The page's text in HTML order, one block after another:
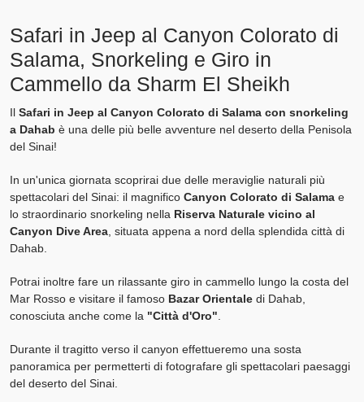
Safari in Jeep al Canyon Colorato di
Salama, Snorkeling e Giro in
Cammello da Sharm El Sheikh
Il Safari in Jeep al Canyon Colorato di Salama con snorkeling
a Dahab è una delle più belle avventure nel deserto della Penisola
del Sinai!
In un'unica giornata scoprirai due delle meraviglie naturali più
spettacolari del Sinai: il magnifico Canyon Colorato di Salama e
lo straordinario snorkeling nella Riserva Naturale vicino al
Canyon Dive Area , situata appena a nord della splendida città di
Dahab.
Potrai inoltre fare un rilassante giro in cammello lungo la costa del
Mar Rosso e visitare il famoso Bazar Orientale di Dahab,
conosciuta anche come la "Città d'Oro"
Durante il tragitto verso il canyon effettueremo una sosta
panoramica per permetterti di fotografare gli spettacolari paesaggi
del deserto del Sinai.